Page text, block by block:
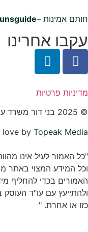
חותם אמינות –
עקבו אחרינו
מדיניות פרטיות
© 2025
בני דור משרד
love by Topeak Media
"כל האמור לעיל אינו
וכל המידע המצוי באתר
האמורים בכדי להחליף
ולהתייעץ עם עו"ד
כזו או אחרת. "